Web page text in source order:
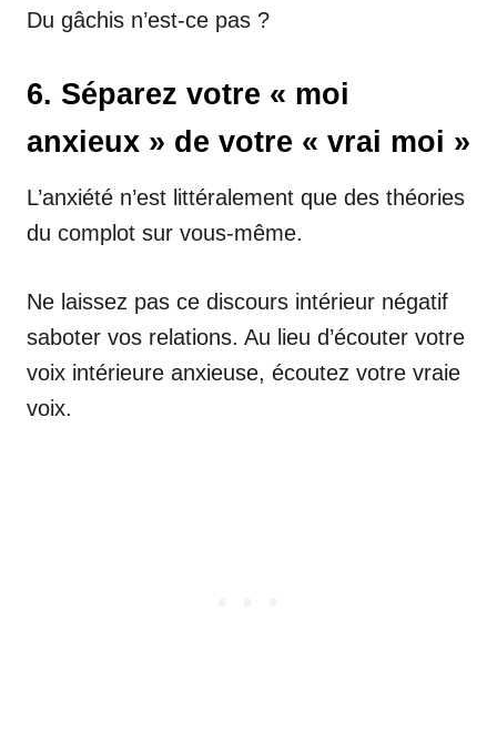
Du gâchis n’est-ce pas ?
6. Séparez votre « moi
anxieux » de votre « vrai moi »
L’anxiété n’est littéralement que des théories
du complot sur vous-même.
Ne laissez pas ce discours intérieur négatif
saboter vos relations. Au lieu d’écouter votre
voix intérieure anxieuse, écoutez votre vraie
voix.